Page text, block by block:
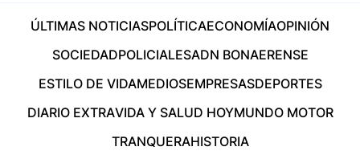
ÚLTIMAS NOTICIASPOLÍTICAECONOMÍAOPINIÓN
SOCIEDADPOLICIALESADN BONAERENSE
ESTILO DE VIDAMEDIOSEMPRESASDEPORTES
DIARIO EXTRAVIDA Y SALUD HOYMUNDO MOTOR
TRANQUERAHISTORIA